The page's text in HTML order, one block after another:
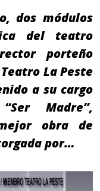
dos módulos
del teatro
porteño
La Peste
a su cargo
Madre”,
obra de
por…